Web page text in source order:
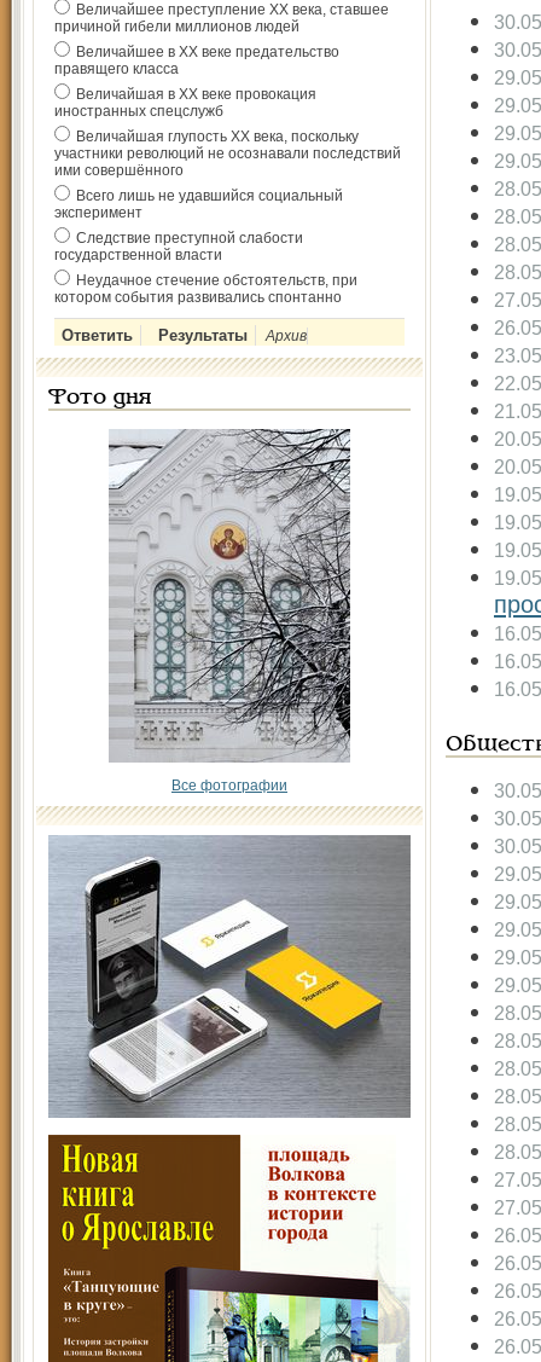
Величайшее преступление ХХ века, ставшее
причиной гибели миллионов людей
Величайшее в ХХ веке предательство
правящего класса
Величайшая в ХХ веке провокация
иностранных спецслужб
Величайшая глупость ХХ века, поскольку
участники революций не осознавали последствий
ими совершённого
Всего лишь не удавшийся социальный
эксперимент
Следствие преступной слабости
государственной власти
Неудачное стечение обстоятельств, при
котором события развивались спонтанно
Архив
Фото дня
Все фотографии